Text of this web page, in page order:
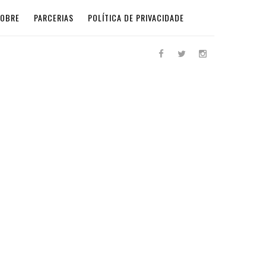
PARCERIAS POLÍTICA DE PRIVACIDADE